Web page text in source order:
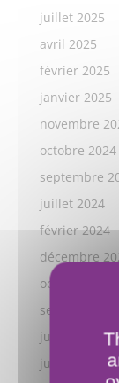
juillet 2025
avril 2025
février 2025
janvier 2025
novembre
octobre 2024
septembre
juillet 2024
février 2024
décembre
octobre 2023
septembre
juillet 2023
juillet 2022